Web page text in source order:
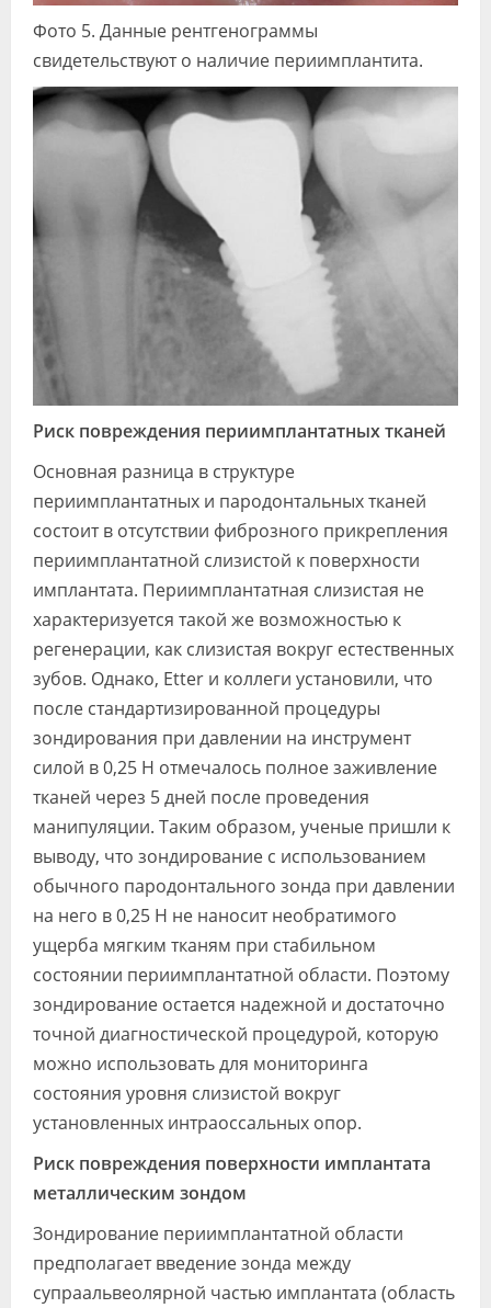
Фото 5. Данные рентгенограммы
свидетельствуют о наличие периимплантита.
Риск повреждения периимплантатных тканей
Основная разница в структуре
периимплантатных и пародонтальных тканей
состоит в отсутствии фиброзного прикрепления
периимплантатной слизистой к поверхности
имплантата. Периимплантатная слизистая не
характеризуется такой же возможностью к
регенерации, как слизистая вокруг естественных
зубов. Однако, Etter и коллеги установили, что
после стандартизированной процедуры
зондирования при давлении на инструмент
силой в 0,25 Н отмечалось полное заживление
тканей через 5 дней после проведения
манипуляции. Таким образом, ученые пришли к
выводу, что зондирование с использованием
обычного пародонтального зонда при давлении
на него в 0,25 Н не наносит необратимого
ущерба мягким тканям при стабильном
состоянии периимплантатной области. Поэтому
зондирование остается надежной и достаточно
точной диагностической процедурой, которую
можно использовать для мониторинга
состояния уровня слизистой вокруг
установленных интраоссальных опор.
Риск повреждения поверхности имплантата
металлическим зондом
Зондирование периимплантатной области
предполагает введение зонда между
супраальвеолярной частью имплантата (область